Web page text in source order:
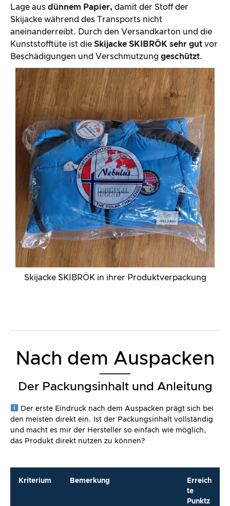
Skijacke SKIBRÖK in ihrer Produktverpackung
Lage aus dünnem Papier, damit der Stoff der
Skijacke während des Transports nicht
aneinanderreibt. Durch den Versandkarton und die
Kunststofftüte ist die Skijacke SKIBRÖK sehr gut vor
Beschädigungen und Verschmutzung geschützt.
Nach dem Auspacken
Der Packungsinhalt und Anleitung
Der erste Eindruck nach dem Auspacken prägt sich bei
den meisten direkt ein. Ist der Packungsinhalt vollständig
und macht es mir der Hersteller so einfach wie möglich,
das Produkt direkt nutzen zu können?
Kriterium Bemerkung
Erreich
te
Punktz